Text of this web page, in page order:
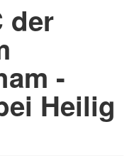
der
-
Heilig